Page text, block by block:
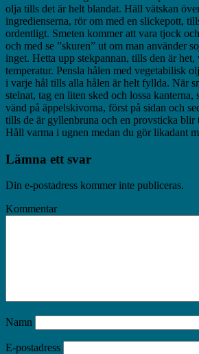
olja tills det är helt blandat. Häll vätskan
ingredienserna, rör om med en slickepott,
ordentligt. Smeten kommer att vara tjock
och med se ”skuren” ut om man använder
inget. Hetta upp stekpannan, tills den är
temperatur. Pensla hålen med vegetabilisk
i varje hål tills alla hålen är helt fyllda. När
stelnat, tag en liten sked och lossa kanterna,
vänd på äppelskivorna, först på sidan och
tills de är gyllenbruna och en provsticka blir
Håll varma i ugnen medan du gör likadant
Lämna ett svar
Din e-postadress kommer inte publiceras.
Kommentar
Namn
E-postadress